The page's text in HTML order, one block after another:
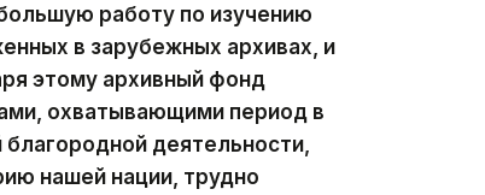
работу по изучению
в зарубежных архивах, и
этому архивный фонд
охватывающими период в
деятельности,
нашей нации, трудно